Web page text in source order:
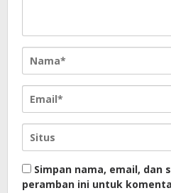
Simpan nama, email, dan
peramban ini untuk